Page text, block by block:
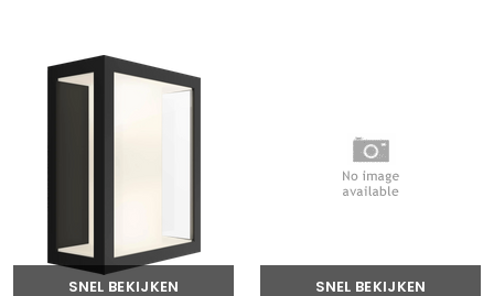
SNEL BEKIJKEN SNEL BEKIJKEN